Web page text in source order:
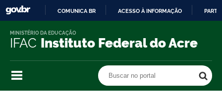
O
COMUNICA BR ACESSO À INFORMAÇÃO
IFAC Instituto Federal do Acre
MINISTÉRIO DA EDUCAÇÃO
Buscar no portal